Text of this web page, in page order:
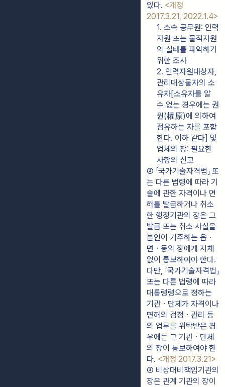
있다. <개정
2017.3.21, 2022.1.4>
1. 소속 공무원: 인력
자원 또는 물적자원
의 실태를 파악하기
위한 조사
2. 인력자원대상자,
관리대상물자의 소
유자[소유자를 알
수 없는 경우에는 권
원(權原)에 의하여
점유하는 자를 포함
한다. 이하 같다] 및
업체의 장: 필요한
사항의 신고
② 「국가기술자격법」 또
는 다른 법령에 따라 기
술에 관한 자격이나 면
허를 발급하거나 취소
한 행정기관의 장은 그
발급 또는 취소 사실을
본인이 거주하는 읍ㆍ
면ㆍ동의 장에게 지체
없이 통보하여야 한다.
다만, 「국가기술자격법」
또는 다른 법령에 따라
대통령령으로 정하는
기관ㆍ단체가 자격이나
면허의 검정ㆍ관리 등
의 업무를 위탁받은 경
우에는 그 기관ㆍ단체
의 장이 통보하여야 한
다. <개정 2017.3.21>
③ 비상대비책임기관의
장은 관계 기관의 장이